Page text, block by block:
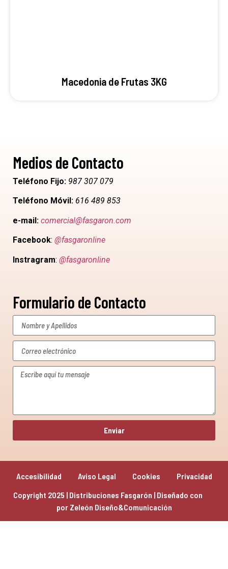
Macedonia de Frutas 3KG
Medios de Contacto
Teléfono Fijo: 987 307 079
Teléfono Móvil: 616 489 853
e-mail: comercial@fasgaron.com
Facebook: @fasgaronline
Instragram: @fasgaronline
Enviar
Formulario de Contacto
Copyright 2025 | Distribuciones Fasgarón | Diseñado con
por Zeleón Diseño&Comunicación
Accesibilidad Aviso Legal Cookies Privacidad